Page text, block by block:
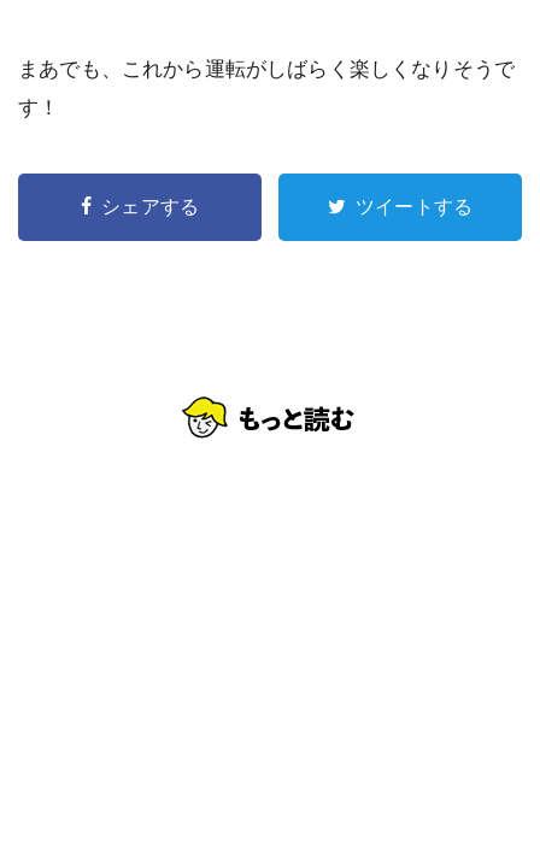
まあでも、これから運転がしばらく楽しくなりそうで
す！
シェアする ツイートする